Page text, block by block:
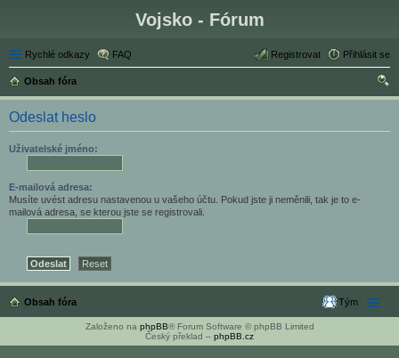
Vojsko - Fórum
Rychlé odkazy FAQ Přihlásit se
Registrovat
Obsah fóra
led
Odeslat heslo
Uživatelské jméno:
E-mailová adresa:
Musíte uvést adresu nastavenou u vašeho účtu. Pokud jste ji neměnili, tak je to e-
mailová adresa, se kterou jste se registrovali.
Obsah fóra Tým
Založeno na phpBB® Forum Software © phpBB Limited
Český překlad – phpBB.cz